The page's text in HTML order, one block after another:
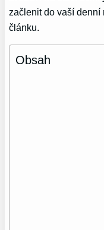
začlenit do vaší denní
článku.
Obsah